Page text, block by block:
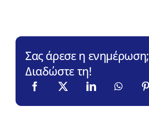
Σας άρεσε η ενημέρωση;
Διαδώστε τη!